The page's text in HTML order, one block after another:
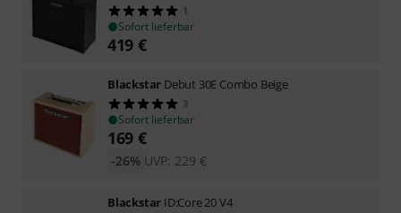
1
Sofort lieferbar
419 €
Blackstar Debut 30E Combo Beige
3
Sofort lieferbar
169 €
UVP: 229 €
-26%
Blackstar ID:Core 20 V4